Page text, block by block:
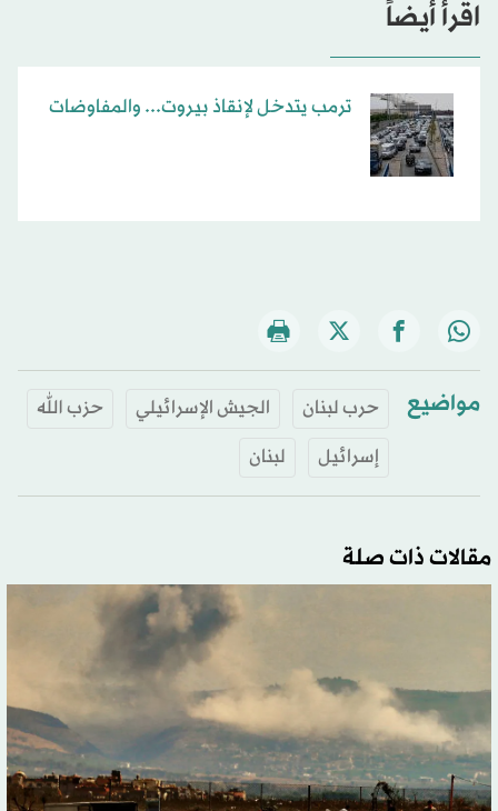
اقرأ أيضاً
ترمب يتدخل لإنقاذ بيروت... والمفاوضات
مواضيع حرب لبنان الجيش الإسرائيلي
حزب الله
إسرائيل
لبنان
مقالات ذات صلة